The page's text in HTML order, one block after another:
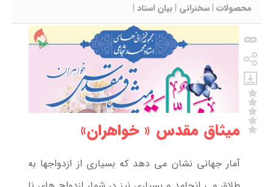
محصولات | سخنرانی | بیان استاد |
میثاق مقدس « خواهران»
آمار جهانی نشان می دهد که بسیاری از ازدواجها به